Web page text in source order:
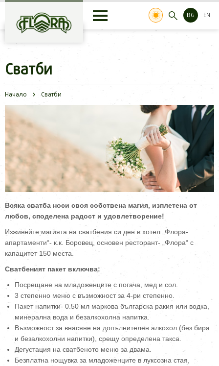
BG EN
Сватби
Начало Сватби
Всяка сватба носи своя собствена магия, изплетена от
любов, споделена радост и удовлетворение!
Изживейте магията на сватбения си ден в хотел „Флора-
апартаменти“- к.к. Боровец, основен ресторант- „Флора“ с
капацитет 150 места.
Сватбеният пакет включва:
Посрещанe на младоженците с погача, мед и сол.
3 степенно меню с възможност за 4-ри степенно.
Пакет напитки- 0.50 мл маркова българска ракия или водка,
минерална вода и безалкохолна напитка.
Възможност за внасяне на допълнителен алкохол (без бира
и безалкохолни напитки), срещу определена такса.
Дегустация на сватбеното меню за двама.
Безплатна нощувка за младоженците в луксозна стая,